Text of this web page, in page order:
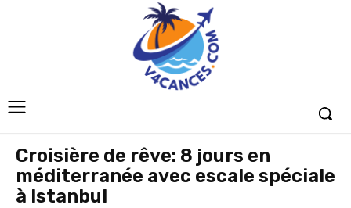
Croisière de rêve: 8 jours en
méditerranée avec escale spéciale
à Istanbul